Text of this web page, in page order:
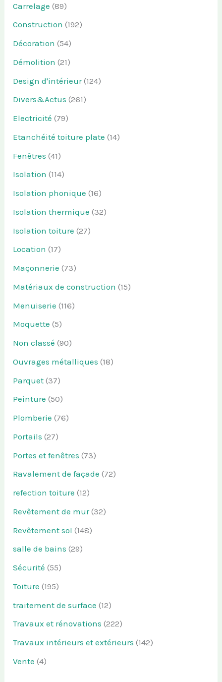
Carrelage (89)
Construction (192)
Décoration (54)
Démolition (21)
Design d'intérieur(124)
Divers&Actus (261)
Electricité (79)
Etanchéité toiture plate (14)
Fenêtres (41)
Isolation (114)
Isolation phonique (16)
Isolation thermique (32)
Isolation toiture (27)
Location (17)
Maçonnerie (73)
Matériaux de construction (15)
Menuiserie (116)
Moquette (5)
Non classé (90)
Ouvrages métalliques (18)
Parquet (37)
Peinture (50)
Plomberie (76)
Portails (27)
Portes et fenêtres (73)
Ravalement de façade (72)
refection toiture (12)
Revêtement de mur(32)
Revêtement sol (148)
salle de bains (29)
Sécurité (55)
Toiture (195)
traitement de surface (12)
Travaux et rénovations (222)
Travaux intérieurs et extérieurs (142)
Vente (4)